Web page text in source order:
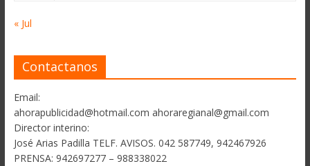
« Jul
Contactanos
Email:
ahorapublicidad@hotmail.com ahoraregianal@gmail.com
Director interino:
José Arias Padilla TELF. AVISOS. 042 587749, 942467926
PRENSA: 942697277 – 988338022